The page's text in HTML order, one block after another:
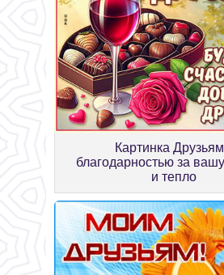
Картинка
благодарностью за
и тепло